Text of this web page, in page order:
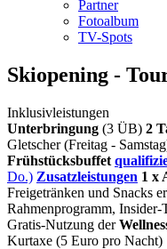
Partner
Fotoalbum
TV-Spots
Skiopening -
Inklusivleistungen
Unterbringung (3 ÜB) 2
Gletscher (Freitag -
Frühstücksbuffet
Do.) Zusatzleistungen 1 x
Freigetränken und Snacks
Rahmenprogramm,
Gratis-Nutzung der
Kurtaxe (5 Euro pro Nacht)